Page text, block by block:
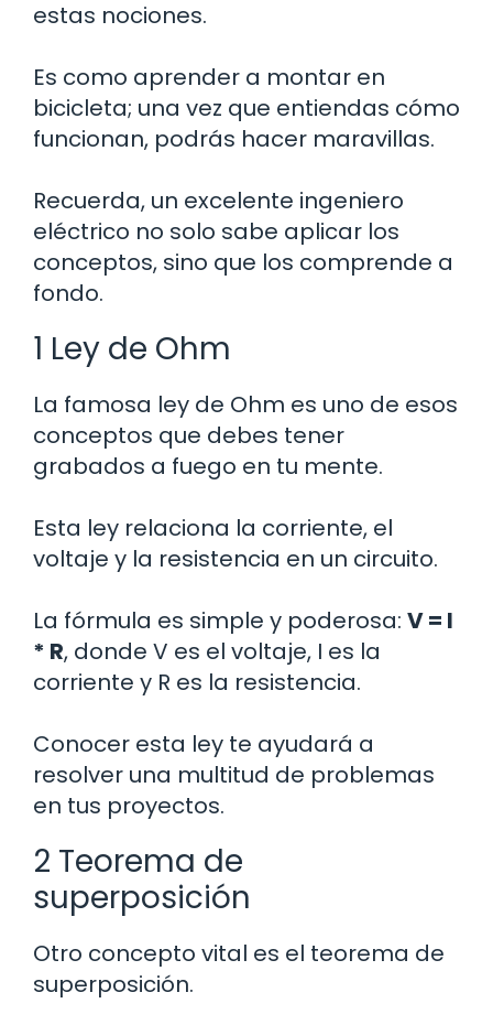
estas nociones.
Es como aprender a montar en
bicicleta; una vez que entiendas cómo
funcionan, podrás hacer maravillas.
Recuerda, un excelente ingeniero
eléctrico no solo sabe aplicar los
conceptos, sino que los comprende a
fondo.
1 Ley de Ohm
La famosa ley de Ohm es uno de esos
conceptos que debes tener
grabados a fuego en tu mente.
Esta ley relaciona la corriente, el
voltaje y la resistencia en un circuito.
La fórmula es simple y poderosa: V = I
* R, donde V es el voltaje, I es la
corriente y R es la resistencia.
Conocer esta ley te ayudará a
resolver una multitud de problemas
en tus proyectos.
2 Teorema de
superposición
Otro concepto vital es el teorema de
superposición.